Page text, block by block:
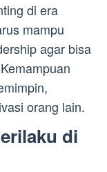
di era
mampu
agar bisa
orang lain.
di